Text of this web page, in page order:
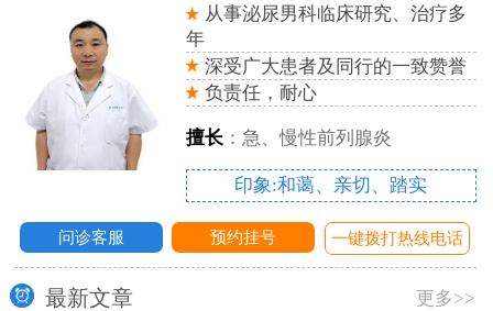
从事泌尿男科临床研究、治疗多
年
深受广大患者及同行的一致赞誉
负责任，耐心
擅长：急、慢性前列腺炎
印象:和蔼、亲切、踏实
问诊客服 预约挂号 一键拨打热线电话
最新文章 更多>>